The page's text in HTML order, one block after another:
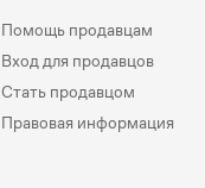
Помощь продавцам
Вход для продавцов
Стать продавцом
Правовая информация